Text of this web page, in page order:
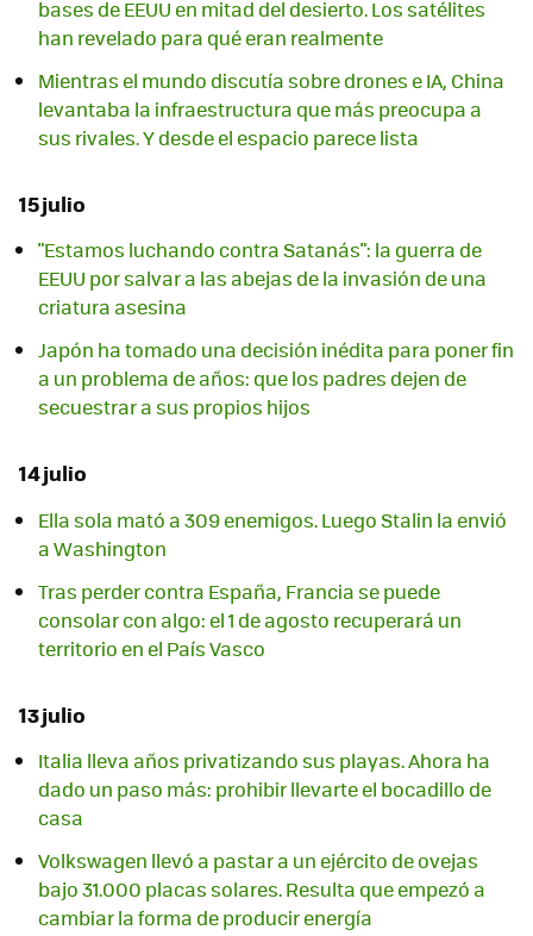
bases de EEUU en mitad del desierto. Los satélites
han revelado para qué eran realmente
Mientras el mundo discutía sobre drones e IA, China
levantaba la infraestructura que más preocupa a
sus rivales. Y desde el espacio parece lista
15 julio
"Estamos luchando contra Satanás": la guerra de
EEUU por salvar a las abejas de la invasión de una
criatura asesina
Japón ha tomado una decisión inédita para poner fin
a un problema de años: que los padres dejen de
secuestrar a sus propios hijos
14 julio
Ella sola mató a 309 enemigos. Luego Stalin la envió
a Washington
Tras perder contra España, Francia se puede
consolar con algo: el 1 de agosto recuperará un
territorio en el País Vasco
13 julio
Italia lleva años privatizando sus playas. Ahora ha
dado un paso más: prohibir llevarte el bocadillo de
casa
Volkswagen llevó a pastar a un ejército de ovejas
bajo 31.000 placas solares. Resulta que empezó a
cambiar la forma de producir energía